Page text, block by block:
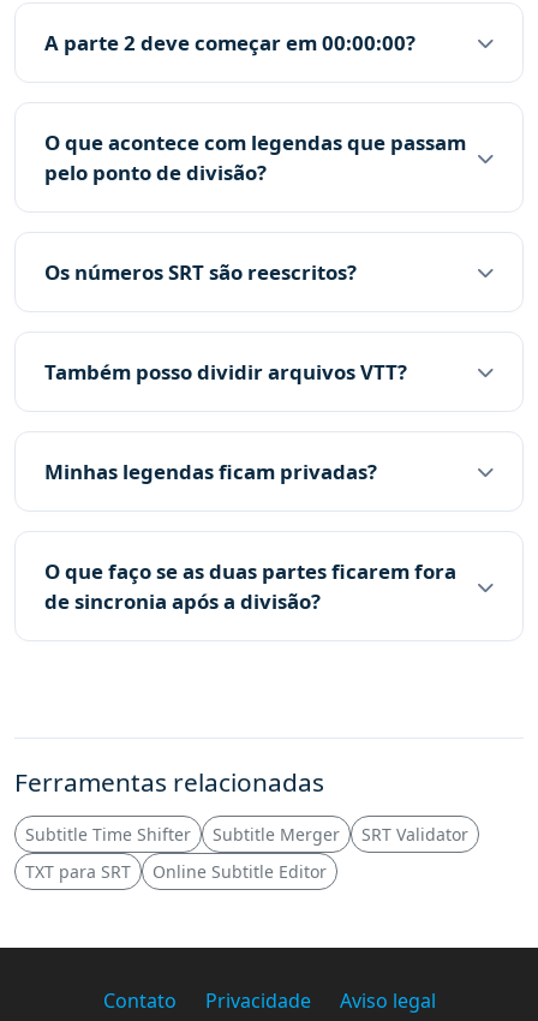
A parte 2 deve começar em 00:00:00?
O que acontece com legendas que passam
pelo ponto de divisão?
Os números SRT são reescritos?
Também posso dividir arquivos VTT?
Minhas legendas ficam privadas?
O que faço se as duas partes ficarem fora
de sincronia após a divisão?
Ferramentas relacionadas
Subtitle Time Shifter Subtitle Merger
SRT Validator
TXT para SRT
Online Subtitle Editor
Contato Privacidade Aviso legal